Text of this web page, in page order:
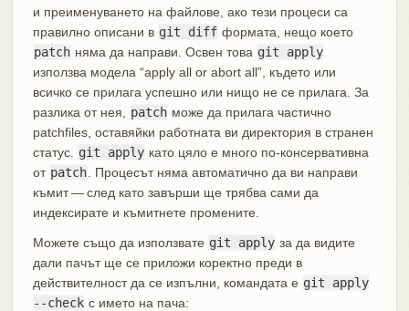
и преименуването на файлове, ако тези процеси са
правилно описани в git diff формата, нещо което
patch няма да направи. Освен това git apply
използва модела “apply all or abort all”, където или
всичко се прилага успешно или нищо не се прилага. За
разлика от нея,
patch може да прилага частично
patchfiles, оставяйки работната ви директория в странен
статус.
git apply като цяло е много по-консервативна
от patch . Процесът няма автоматично да ви направи
къмит — след като завърши ще трябва сами да
индексирате и къмитнете промените.
Можете също да използвате git apply за да видите
дали пачът ще се приложи коректно преди в
действителност да се изпълни, командата е git apply
--check с името на пача: